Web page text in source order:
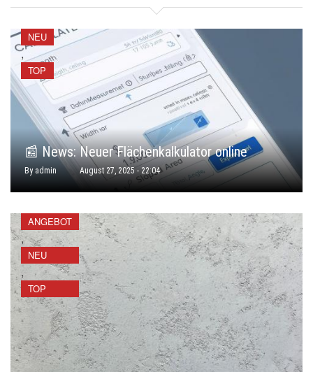
NEU
,
TOP
📰 News: Neuer Flächenkalkulator online
By admin August 27, 2025 - 22:04
ANGEBOT
,
NEU
,
TOP